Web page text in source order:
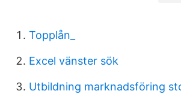
Topplån_
Excel vänster sök
Utbildning marknadsföring